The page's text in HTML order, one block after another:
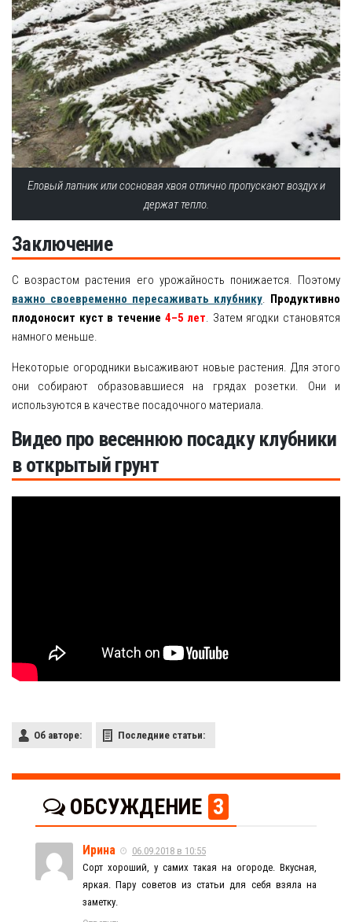
Еловый лапник или сосновая хвоя отлично пропускают воздух и
держат тепло.
Заключение
С возрастом растения его урожайность понижается. Поэтому
важно своевременно пересаживать клубнику. Продуктивно
плодоносит куст в течение 4–5 лет. Затем ягодки становятся
намного меньше.
Некоторые огородники высаживают новые растения. Для этого
они собирают образовавшиеся на грядах розетки. Они и
используются в качестве посадочного материала.
Видео про весеннюю посадку клубники
в открытый грунт
Об авторе: Последние статьи:
ОБСУЖДЕНИЕ 3
Ирина
06.09.2018 в 10:55
Сорт хороший, у самих такая на огороде. Вкусная,
яркая. Пару советов из статьи для себя взяла на
заметку.